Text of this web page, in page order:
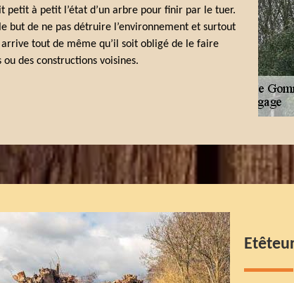
petit à petit l’état d’un arbre pour finir par le tuer.
but de ne pas détruire l’environnement et surtout
tout de même qu’il soit obligé de le faire
des constructions voisines.